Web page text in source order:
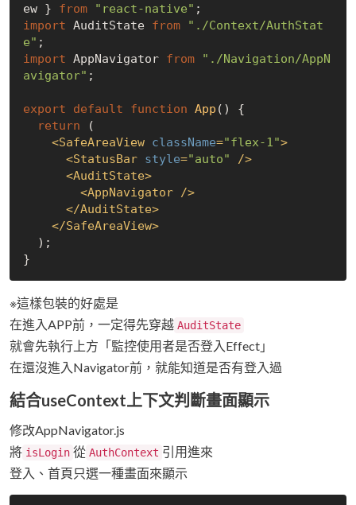
ew } from "react-native"
import AuditState from
"./Context/AuthStat
e"
import AppNavigator from
"./Navigation/AppN
avigator" ;
export default function App ( ) {
return (
<SafeAreaView className="flex-1">
<StatusBar style="auto" />
<AuditState>
<AppNavigator />
</AuditState>
</SafeAreaView>
※這樣包裝的好處是
在進入APP前，一定得先穿越 AuditState
就會先執行上方「監控使用者是否登入Effect」
在還沒進入Navigator前，就能知道是否有登入過
結合useContext上下文判斷畫面顯示
修改AppNavigator.js
將 isLogin 從 AuthContext 引用進來
登入、首頁只選一種畫面來顯示